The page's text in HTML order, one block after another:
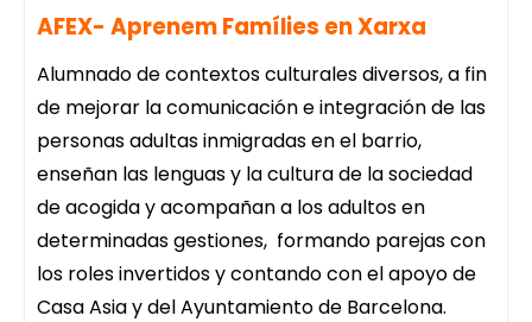
AFEX- Aprenem Famílies en Xarxa
Alumnado de contextos culturales diversos, a fin
de mejorar la comunicación e integración de las
personas adultas inmigradas en el barrio,
enseñan las lenguas y la cultura de la sociedad
de acogida y acompañan a los adultos en
determinadas gestiones, formando parejas con
los roles invertidos y contando con el apoyo de
Casa Asia y del Ayuntamiento de Barcelona.